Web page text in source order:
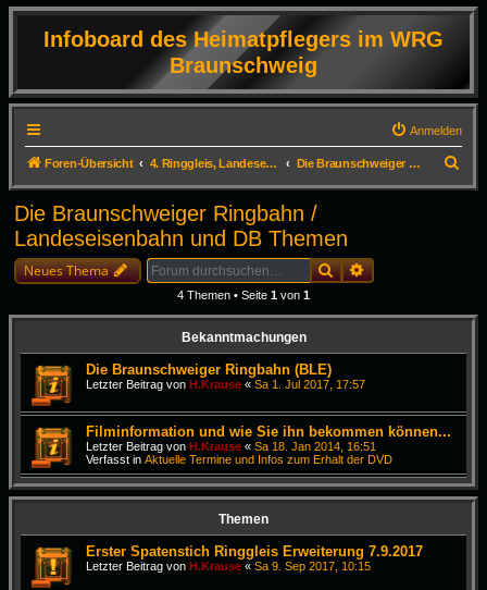
Infoboard des Heimatpflegers im WRG
Braunschweig
Anmelden
Foren-Übersicht 4. Ringgleis, Landeseisenbahn und weitere DB Themen in Braunschweig. Die Braunschweiger Ringbahn / Landeseisenbahn und DB Themen
u
Die Braunschweiger Ringbahn /
Landeseisenbahn und DB Themen
Neues Thema SucheErweiterte Suche
4 Themen • Seite 1 von 1
Bekanntmachungen
Die Braunschweiger Ringbahn (BLE)
Letzter Beitrag von H.Krause « Sa 1. Jul 2017, 17:57
Filminformation und wie Sie ihn bekommen können...
Letzter Beitrag von H.Krause « Sa 18. Jan 2014, 16:51
Verfasst in Aktuelle Termine und Infos zum Erhalt der DVD
Themen
Erster Spatenstich Ringgleis Erweiterung 7.9.2017
Letzter Beitrag von H.Krause « Sa 9. Sep 2017, 10:15